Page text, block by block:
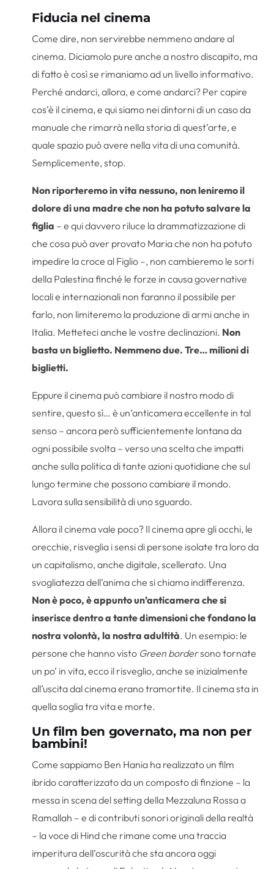
Fiducia nel cinema
Come dire, non servirebbe nemmeno andare al
cinema. Diciamolo pure anche a nostro discapito, ma
di fatto è così se rimaniamo ad un livello informativo.
Perché andarci, allora, e come andarci? Per capire
cos’è il cinema, e qui siamo nei dintorni di un caso da
manuale che rimarrà nella storia di quest’arte, e
quale spazio può avere nella vita di una comunità.
Semplicemente, stop.
Non riporteremo in vita nessuno, non leniremo il
dolore di una madre che non ha potuto salvare la
figlia – e qui davvero riluce la drammatizzazione di
che cosa può aver provato Maria che non ha potuto
impedire la croce al Figlio –, non cambieremo le sorti
della Palestina finché le forze in causa governative
locali e internazionali non faranno il possibile per
farlo, non limiteremo la produzione di armi anche in
Italia. Metteteci anche le vostre declinazioni. Non
basta un biglietto. Nemmeno due. Tre… milioni di
biglietti.
Eppure il cinema può cambiare il nostro modo di
sentire, questo sì… è un’anticamera eccellente in tal
senso – ancora però sufficientemente lontana da
ogni possibile svolta – verso una scelta che impatti
anche sulla politica di tante azioni quotidiane che sul
lungo termine che possono cambiare il mondo.
Lavora sulla sensibilità di uno sguardo.
Allora il cinema vale poco? Il cinema apre gli occhi, le
orecchie, risveglia i sensi di persone isolate tra loro da
un capitalismo, anche digitale, scellerato. Una
svogliatezza dell’anima che si chiama indifferenza.
Non è poco, è appunto un’anticamera che si
inserisce dentro a tante dimensioni che fondano la
nostra volontà, la nostra adultità. Un esempio: le
persone che hanno visto Green bordersono tornate
un po’ in vita, ecco il risveglio, anche se inizialmente
all’uscita dal cinema erano tramortite. Il cinema sta in
quella soglia tra vita e morte.
Un film ben governato, ma non per
bambini!
Come sappiamo Ben Hania ha realizzato un film
ibrido caratterizzato da un composto di finzione – la
messa in scena del setting della Mezzaluna Rossa a
Ramallah – e di contributi sonori originali della realtà
– la voce di Hind che rimane come una traccia
imperitura dell’oscurità che sta ancora oggi